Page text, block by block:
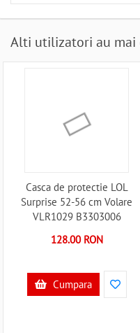
Alti utilizatori au mai
Casca de protectie LOL
Surprise 52-56 cm Volare
VLR1029 B3303006
128.00 RON
Cumpara